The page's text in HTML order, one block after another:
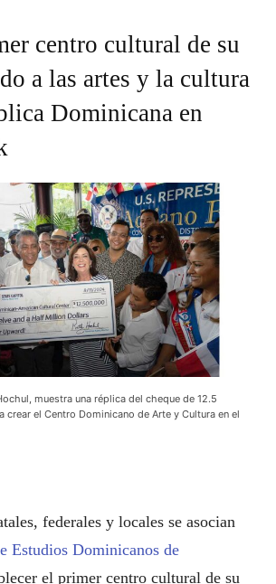
centro cultural de su
a las artes y la cultura
Dominicana en
muestra una réplica del cheque de 12.5
crear el Centro Dominicano de Arte y Cultura en el
federales y locales se asocian
Estudios Dominicanos de
el primer centro cultural de su